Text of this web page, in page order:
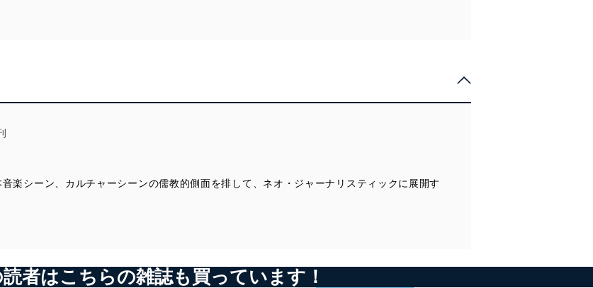
楽シーン、カルチャーシーンの儒教的側面を排して、ネオ・ジャーナリスティックに展開す
者はこちらの雑誌も買っています！